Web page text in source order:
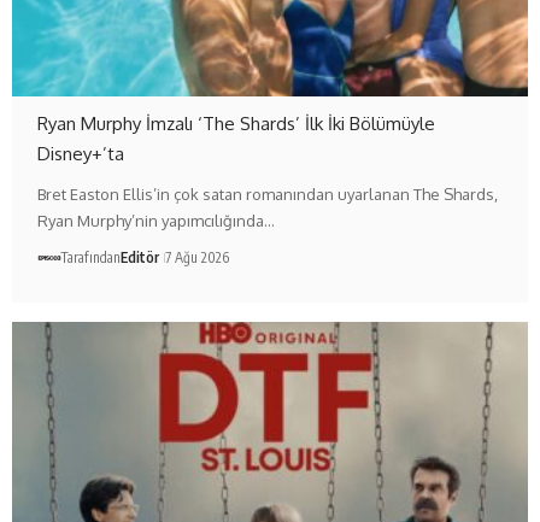
Ryan Murphy İmzalı ‘The Shards’ İlk İki Bölümüyle
Disney+’ta
Bret Easton Ellis’in çok satan romanından uyarlanan The Shards,
Ryan Murphy’nin yapımcılığında…
TarafındanEditör 7 Ağu 2026